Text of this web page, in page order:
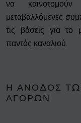
να
μεταβαλλόμενες
τις βάσεις για το
παντός καναλιού.
Η ΆΝΟΔΟΣ
ΑΓΟΡΏΝ